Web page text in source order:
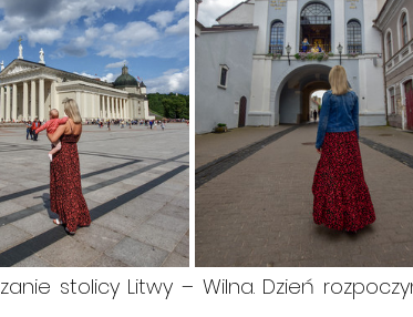
stolicy Litwy – Wilna. Dzień